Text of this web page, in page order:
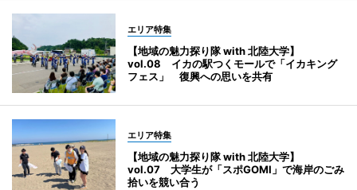
エリア特集
【地域の魅力探り隊 with 北陸大学】
vol.08 イカの駅つくモールで「イカキング
フェス」 復興への思いを共有
エリア特集
【地域の魅力探り隊 with 北陸大学】
vol.07 大学生が「スポGOMI」で海岸のごみ
拾いを競い合う